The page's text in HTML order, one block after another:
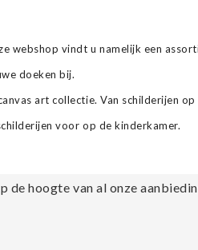
webshop vindt u namelijk een
doeken bij.
art collectie. Van schilderijen op
voor op de kinderkamer.
de hoogte van al onze